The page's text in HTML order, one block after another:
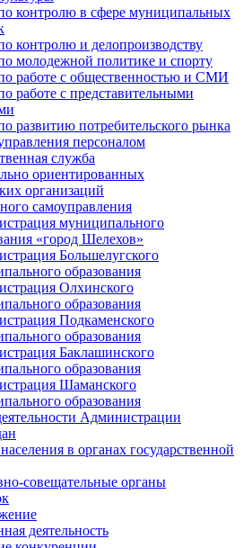
контролю в сфере муниципальных
контролю и делопроизводству
молодежной политике и спорту
работе с общественностью и СМИ
работе с представительными
развитию потребительского рынка
персоналом
служба
ориентированных
организаций
самоуправления
муниципального
«город Шелехов»
Большелугского
образования
Олхинского
образования
Подкаменского
образования
Баклашинского
образования
Шаманского
образования
Администрации
в органах государственной
совещательные органы
деятельность